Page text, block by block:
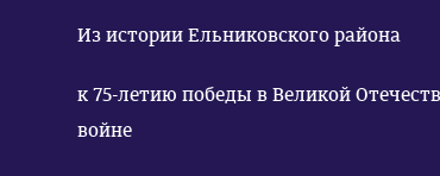
Из истории Ельниковского района
к 75-летию победы в Великой
войне